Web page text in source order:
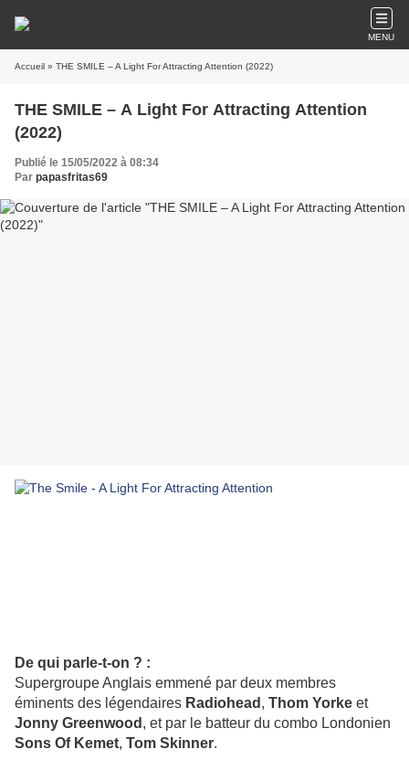
MENU
Accueil » THE SMILE – A Light For Attracting Attention (2022)
THE SMILE – A Light For Attracting Attention
(2022)
Publié le 15/05/2022 à 08:34
Par papasfritas69
De qui parle-t-on ? :
Supergroupe Anglais emmené par deux membres
éminents des légendaires Radiohead , Thom Yorke et
Jonny Greenwood , et par le batteur du combo Londonien
Sons Of Kemet, Tom Skinner.